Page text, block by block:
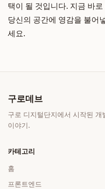
택이 될 것입니다. 지금 바
당신의 공간에 영감을 불어
세요.
구로데브
구로 디지털단지에서 시작된
이야기.
카테고리
홈
프론트엔드